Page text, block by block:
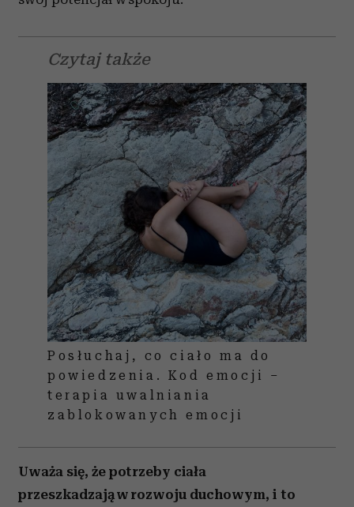
Czytaj także
Posłuchaj, co ciało ma do
powiedzenia. Kod emocji –
terapia uwalniania
zablokowanych emocji
Uważa się, że potrzeby ciała
przeszkadzają w rozwoju duchowym, i to